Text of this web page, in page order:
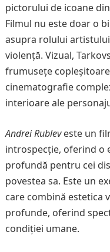
pictorului de icoane
Filmul nu este doar o
asupra rolului
violență. Vizual,
frumusețe
cinematografie
interioare ale
Andrei Rubleveste un
introspecție, oferind o
profundă pentru cei
povestea sa. Este un
care combină estetica
profunde, oferind
condiției umane.